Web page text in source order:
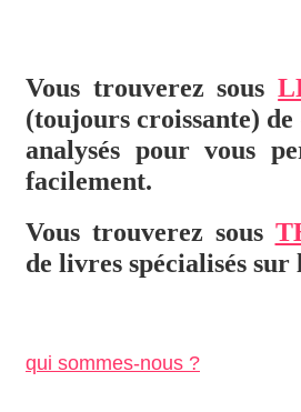
Vous trouverez sous
(toujours croissante) de
analysés pour vous
facilement.
Vous trouverez sous
de livres spécialisés sur
qui sommes-nous ?